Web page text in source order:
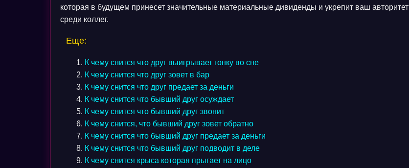
которая в будущем принесет значительные материальные дивиденды и укрепит ваш авторитет
среди коллег.
Еще:
К чему снится что друг выигрывает гонку во сне
К чему снится что друг зовет в бар
К чему снится что друг предает за деньги
К чему снится что бывший друг осуждает
К чему снится что бывший друг звонит
К чему снится, что бывший друг зовет обратно
К чему снится что бывший друг предает за деньги
К чему снится что бывший друг подводит в деле
К чему снится крыса которая прыгает на лицо